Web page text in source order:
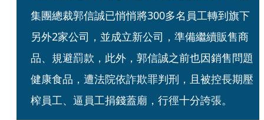
集團總裁郭信誠已悄悄將300多名員工轉到旗下
另外2家公司，並成立新公司，準備繼續販售商
品、規避罰款，此外，郭信誠之前也因銷售問題
健康食品，遭法院依詐欺罪判刑，且被控長期壓
榨員工、逼員工捐錢蓋廟，行徑十分誇張。